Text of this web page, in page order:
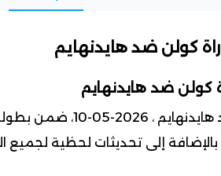
كولن ضد هايدنهايم
كولن ضد هايدنهايم
بالإضافة إلى تحديثات لحظية